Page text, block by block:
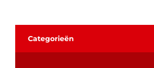
Categorieën